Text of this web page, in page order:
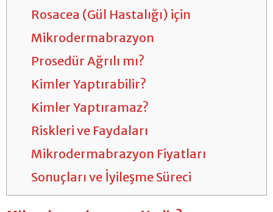
Rosacea (Gül Hastalığı) için
Mikrodermabrazyon
Prosedür Ağrılı mı?
Kimler Yaptırabilir?
Kimler Yaptıramaz?
Riskleri ve Faydaları
Mikrodermabrazyon Fiyatları
Sonuçları ve İyileşme Süreci